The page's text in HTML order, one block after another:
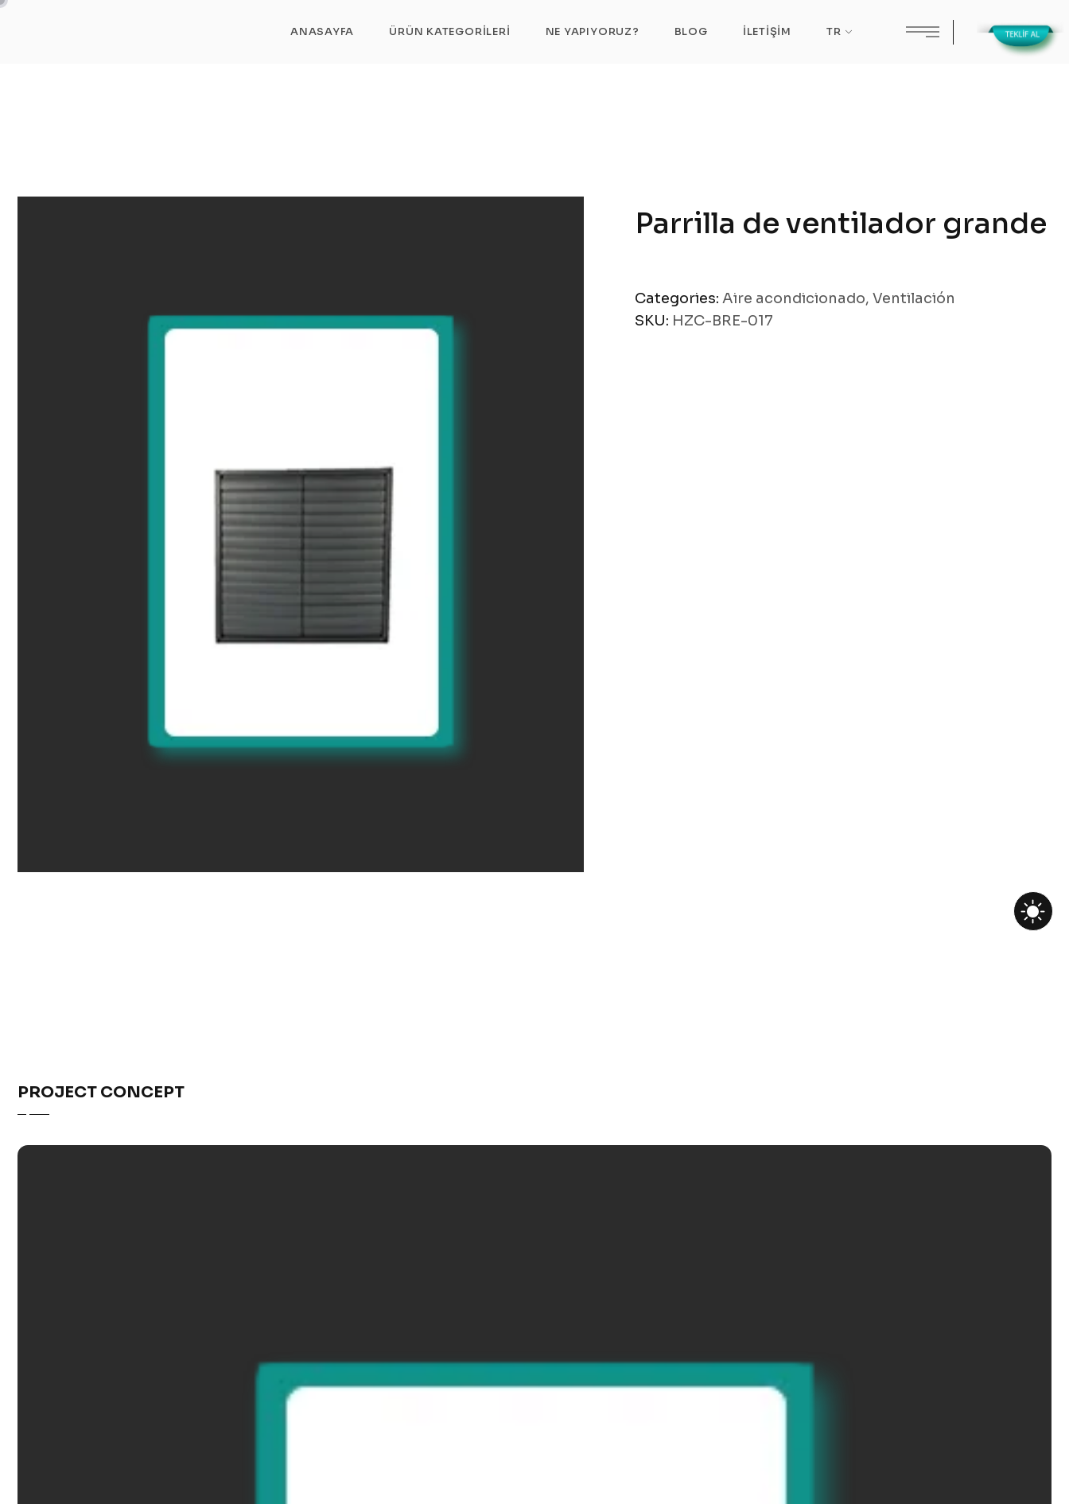
ANASAYFA ÜRÜN KATEGORILERI NE YAPIYORUZ? BLOG İLETIŞIM TR
Parrilla de ventilador grande
Categories: Aire acondicionado, Ventilación
SKU: HZC-BRE-017
PROJECT CONCEPT